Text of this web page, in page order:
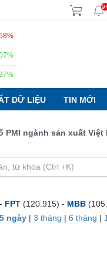
DỮ LIỆU TIN MỚI
ngành sản xuất Việt
FPT (120.915) - MBB
5 ngày | 3 tháng | 6 tháng |